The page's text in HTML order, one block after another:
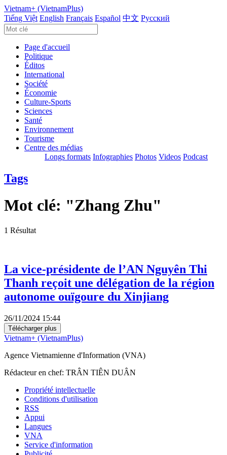
Vietnam+ (VietnamPlus)
Tiếng Việt English Français Español 中文 Русский
Page d'accueil
Politique
Éditos
International
Société
Économie
Culture-Sports
Sciences
Santé
Environnement
Tourisme
Centre des médias
Longs formats Infographies Photos Videos Podcast
Tags
Mot clé: "Zhang Zhu"
1 Résultat
La vice-présidente de l’AN Nguyên Thi
Thanh reçoit une délégation de la région
autonome ouïgoure du Xinjiang
26/11/2024 15:44
Télécharger plus
Vietnam+ (VietnamPlus)
Agence Vietnamienne d'Information (VNA)
Rédacteur en chef: TRÂN TIÊN DUÂN
Propriété intellectuelle
Conditions d'utilisation
RSS
Appui
Langues
VNA
Service d'information